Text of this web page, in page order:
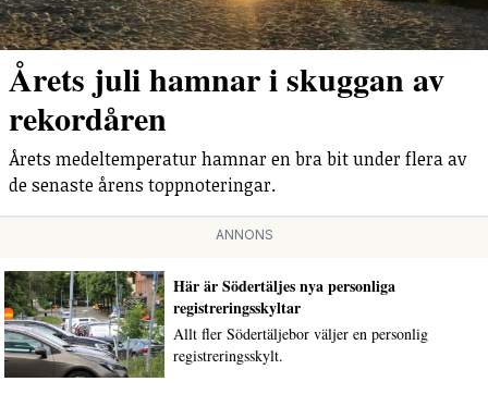
Årets juli hamnar i skuggan av
rekordåren
Årets medeltemperatur hamnar en bra bit under flera av
de senaste årens toppnoteringar.
ANNONS
Här är Södertäljes nya personliga
registreringsskyltar
Allt fler Södertäljebor väljer en personlig
registreringsskylt.